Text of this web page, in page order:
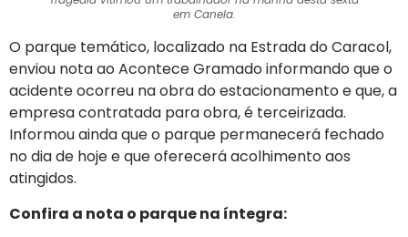
em Canela.
O parque temático, localizado na Estrada do Caracol,
enviou nota ao Acontece Gramado informando que o
acidente ocorreu na obra do estacionamento e que, a
empresa contratada para obra, é terceirizada.
Informou ainda que o parque permanecerá fechado
no dia de hoje e que oferecerá acolhimento aos
atingidos.
Confira a nota o parque na íntegra: